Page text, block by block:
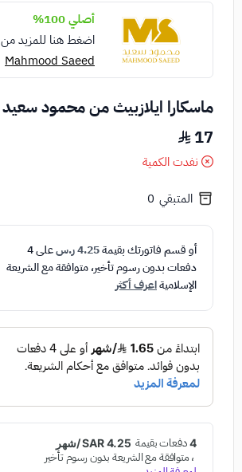
أصلي 100%
اضغط هنا للمزيد من
Mahmood Saeed
ماسكارا ايلازبيث من محمود سعيد
17
نفدت الكمية
المتبقي 0
أو قسم فاتورتك بقيمة4.25 ر.س على4
دفعات بدون رسوم تأخير، متوافقة مع الشريعة
الإسلاميةاعرف أكثر